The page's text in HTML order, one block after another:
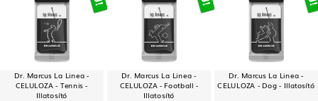
Dr. Marcus La Linea -
CELULOZA - Tennis -
Illatosító
Dr. Marcus La Linea -
CELULOZA - Football -
Illatosító
Dr. Marcus La Linea -
CELULOZA - Dog - Illatosító